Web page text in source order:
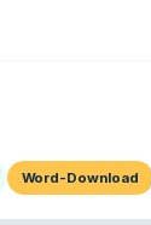
Word-Download